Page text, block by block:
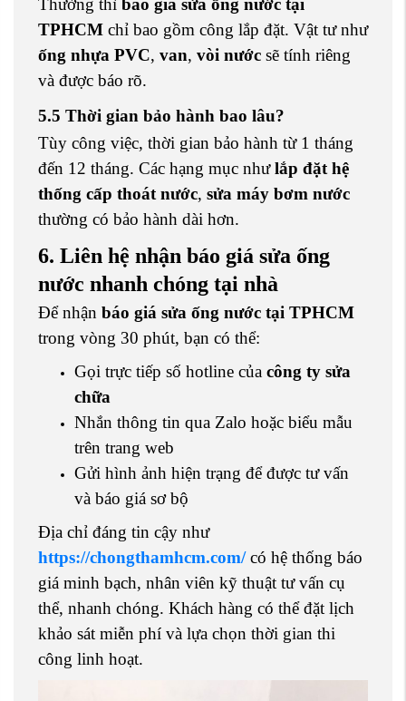
Thường thì báo giá sửa ống nước tại
TPHCM chỉ bao gồm công lắp đặt. Vật tư như
ống nhựa PVC, van, vòi nước sẽ tính riêng
và được báo rõ.
5.5 Thời gian bảo hành bao lâu?
Tùy công việc, thời gian bảo hành từ 1 tháng
đến 12 tháng. Các hạng mục nhưlắp đặt hệ
thống cấp thoát nước, sửa máy bơm nước
thường có bảo hành dài hơn.
6. Liên hệ nhận báo giá sửa ống
nước nhanh chóng tại nhà
Để nhận báo giá sửa ống nước tại TPHCM
trong vòng 30 phút, bạn có thể:
Gọi trực tiếp số hotline của công ty sửa
chữa
Nhắn thông tin qua Zalo hoặc biểu mẫu
trên trang web
Gửi hình ảnh hiện trạng để được tư vấn
và báo giá sơ bộ
Địa chỉ đáng tin cậy như
https://chongthamhcm.com/có hệ thống báo
giá minh bạch, nhân viên kỹ thuật tư vấn cụ
thể, nhanh chóng. Khách hàng có thể đặt lịch
khảo sát miễn phí và lựa chọn thời gian thi
công linh hoạt.